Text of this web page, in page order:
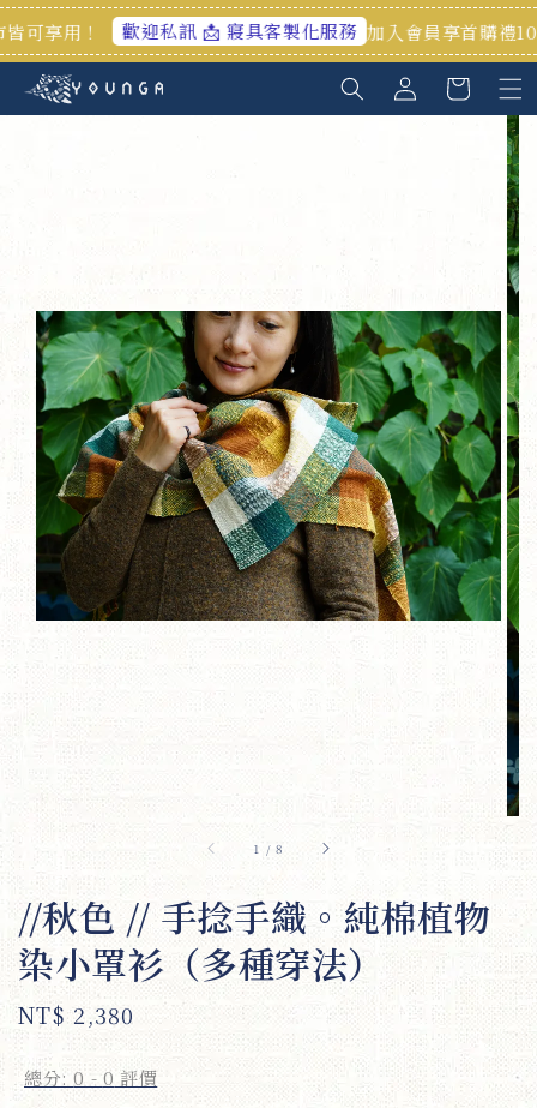
歡迎私訊 📩 寢具客製化服務 加入會員享首購禮100元🎁官網/
1 /8
//秋色 // 手捻手織。純棉植物
染小罩衫（多種穿法）
Regular
price
NT$ 2,380
總分:0 - 0 評價